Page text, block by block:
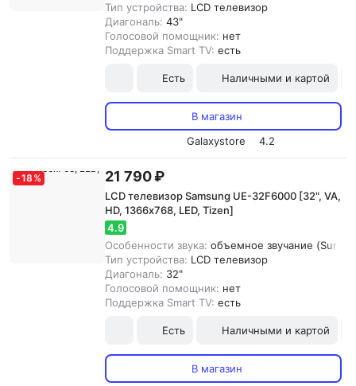
Тип устройства: LCD телевизор
Диагональ: 43"
Голосовой помощник: нет
Поддержка Smart TV: есть
Есть Наличными и картой
В магазин
Galaxystore
4.2
-18 % 21 790 ₽
LCD телевизор Samsung UE-32F6000 [32", VA,
HD, 1366х768, LED, Tizen]
4.9
Особенности звука: объемное звучание
Тип устройства: LCD телевизор
Диагональ: 32"
Голосовой помощник: нет
Поддержка Smart TV: есть
Есть Наличными и картой
В магазин